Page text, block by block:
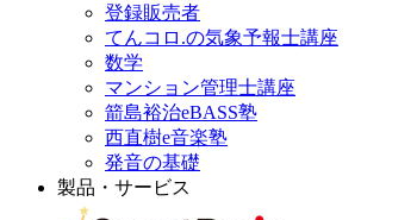
登録販売者
てんコロ.の気象予報士講座
数学
マンション管理士講座
箭島裕治eBASS塾
西直樹e音楽塾
発音の基礎
製品・サービス